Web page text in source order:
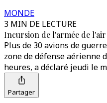
MONDE
3 MIN DE LECTURE
Incursion de l'armée de
Plus de 30 avions de
zone de défense aérienne
heures, a déclaré jeudi le
Partager